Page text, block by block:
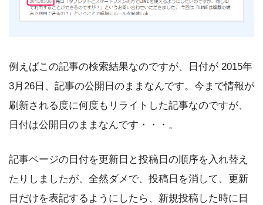
例えばこの記事の検索結果なのですが、日付が 2015年
3月26日、記事の公開日のままなんです。今まで情報が
刷新される度に何度もリライトした記事なのですが、
日付は公開日のままなんです・・・。
記事ページの日付を更新日と投稿日の順序を入れ替え
たりしましたが、全然ダメで、投稿日を消して、更新
日だけを表記するようにしたら、新規投稿した時に日